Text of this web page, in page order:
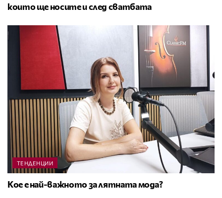
които ще носите и след сватбата
ТЕНДЕНЦИИ
Кое е най-важното за лятната мода?